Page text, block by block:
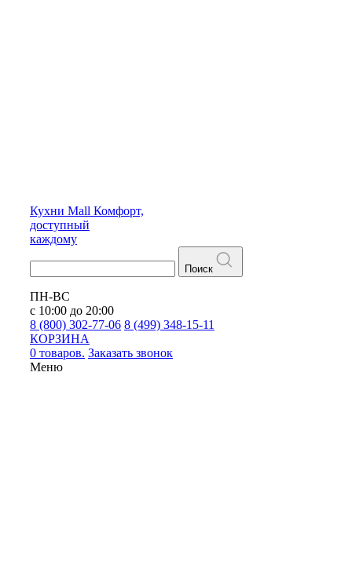
Кухни Mall Комфорт,
доступный
каждому
Поиск
ПН-ВС
с 10:00 до 20:00
8 (800) 302-77-06 8 (499) 348-15-11
КОРЗИНА
0 товаров. Заказать звонок
Меню